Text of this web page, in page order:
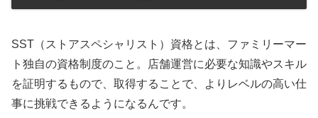
SST（ストアスペシャリスト）資格とは、ファミリーマー
ト独自の資格制度のこと。店舗運営に必要な知識やスキル
を証明するもので、取得することで、よりレベルの高い仕
事に挑戦できるようになるんです。